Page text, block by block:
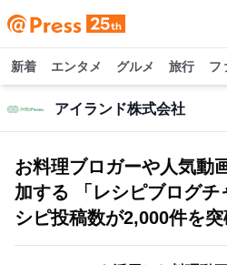
新着 エンタメ グルメ 旅行 フ
アイランド株式会社
お料理ブロガーや人気動
加する 「レシピブログチ
シピ投稿数が2,000件を